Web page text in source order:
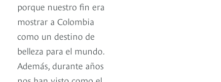
porque nuestro fin era
mostrar a Colombia
como un destino de
belleza para el mundo.
Además, durante años